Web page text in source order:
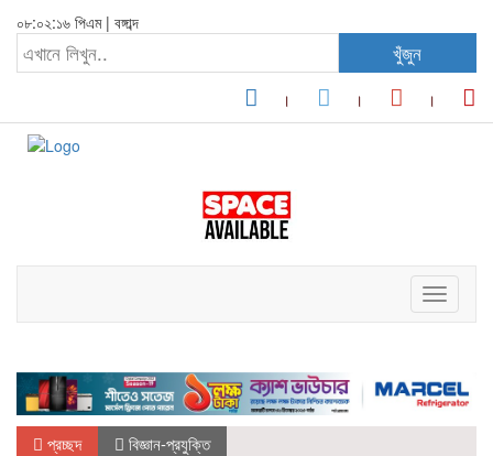
০৮:০২:১৬ পিএম| বঙ্গাব্দ
খুঁজুন
Toggle
প্রচ্ছদ বিজ্ঞান-প্রযুক্তি